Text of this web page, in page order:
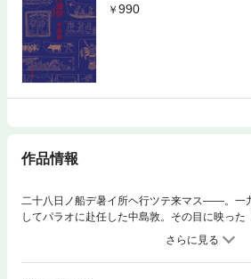
990
作品情報
二十八日ノ船デ暑イ所ヘ行ツテ来マス――。一
してパラオに赴任した中島敦。その目に映った
譚』『環礁』に加え、南洋群島（ミクロネシア
ように綴られた多くの書簡を収録。〈巻末エッ
島譚 幸福 夫婦 雞環礁――ミクロネシヤ